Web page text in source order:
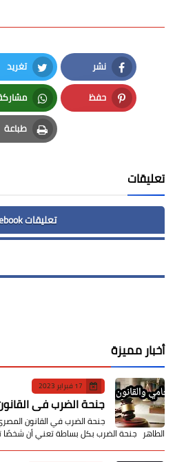
نشر
Facebook
تغريد
Twitter
حفظ
Pinterest
طباعة
Print
تعليقات
تعليقات Facebook
أخبار مميزة
17 فبراير 2023
جنحة الضرب في
جنحة الضرب في القانون
الطاهر جنحة الضرب بكل بساطة تعني أن